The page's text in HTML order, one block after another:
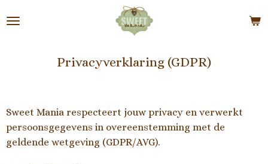
direct
Privacyverklaring (GDPR)
Sweet Mania respecteert jouw privacy en verwerkt
persoonsgegevens in overeenstemming met de
geldende wetgeving (GDPR/AVG).